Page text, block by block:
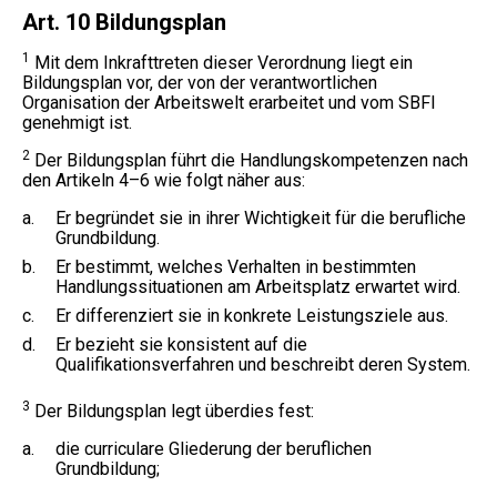
Art. 10 Bildungsplan
1 Mit dem Inkrafttreten dieser Verordnung liegt ein
Bildungsplan vor, der von der verantwortlichen
Organisation der Arbeitswelt erarbeitet und vom SBFI
genehmigt ist.
2 Der Bildungsplan führt die Handlungskompetenzen nach
den Artikeln 4–6 wie folgt näher aus:
a.
Er begründet sie in ihrer Wichtigkeit für die berufliche
Grundbildung.
b.
Er bestimmt, welches Verhalten in bestimmten
Handlungssituationen am Arbeitsplatz erwartet wird.
c.
Er differenziert sie in konkrete Leistungsziele aus.
d.
Er bezieht sie konsistent auf die
Qualifikationsverfahren und beschreibt deren System.
3 Der Bildungsplan legt überdies fest:
a.
die curriculare Gliederung der beruflichen
Grundbildung;